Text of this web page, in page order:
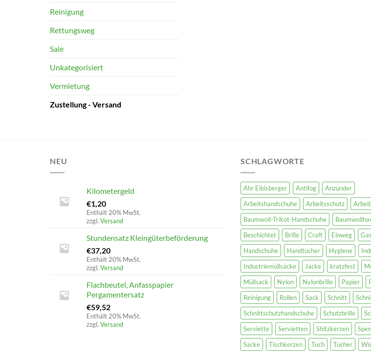
Reinigung
Rettungsweg
Sale
Unkategorisiert
Vermietung
Zustellung - Versand
NEU
Kilometergeld
€1,20
Enthält 20% MwSt.
zzgl. Versand
Stundensatz Kleingüterbeförderung
€37,20
Enthält 20% MwSt.
zzgl. Versand
Flachbeutel, Anfasspapier
Pergamentersatz
€59,52
Enthält 20% MwSt.
zzgl. Versand
SCHLAGWORTE
Ahr Eibisberger Antifog
Anzünder
Arbeitshandschuhe
Arbeitsschutz
Baumwoll-Trikot-Handschuhe
Beschichtet
Brille Craft Einweg
Handschuhe
Handtücher Hygiene
Industriemüllsäcke
Jacke kratzfest
Müllsack
Nylon Nylonbrille Papier
Reinigung
Rollen Sack Schnitt
Schnittschutzhandschuhe
Schutzbrille
Serviette
Servietten Shitzkerzen
Säcke
Tischkerzen Tuch Tücher